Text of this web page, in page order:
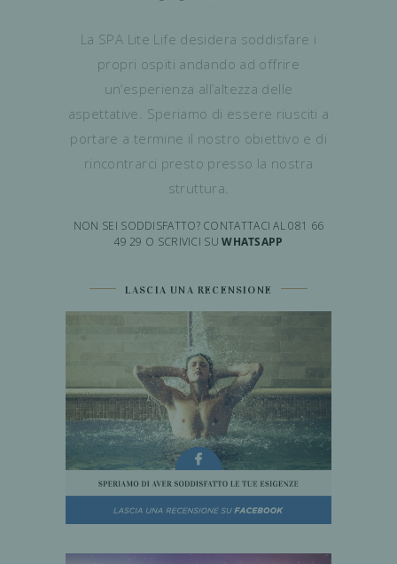
La SPA Lite Life desidera soddisfare i
propri ospiti andando ad offrire
un’esperienza all’altezza delle
aspettative. Speriamo di essere riusciti a
portare a termine il nostro obiettivo e di
rincontrarci presto presso la nostra
struttura.
NON SEI SODDISFATTO? CONTATTACI AL 081 66
49 29 O SCRIVICI SUWHATSAPP
LASCIA UNA RECENSIONE